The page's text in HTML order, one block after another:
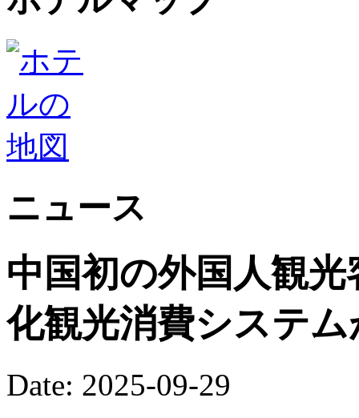
ニュース
中国初の外国人観
化観光消費システ
Date: 2025-09-29